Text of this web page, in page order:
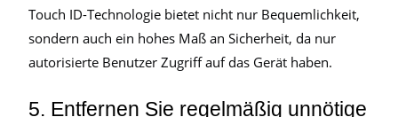
Touch ID-Technologie bietet nicht nur Bequemlichkeit,
sondern auch ein hohes Maß an Sicherheit, da nur
autorisierte Benutzer Zugriff auf das Gerät haben.
5. Entfernen Sie regelmäßig unnötige